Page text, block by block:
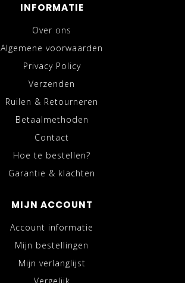
INFORMATIE
Over ons
Algemene voorwaarden
Privacy Policy
Verzenden
Ruilen & Retourneren
Betaalmethoden
Contact
Hoe te bestellen?
Garantie & klachten
MIJN ACCOUNT
Account informatie
Mijn bestellingen
Mijn verlanglijst